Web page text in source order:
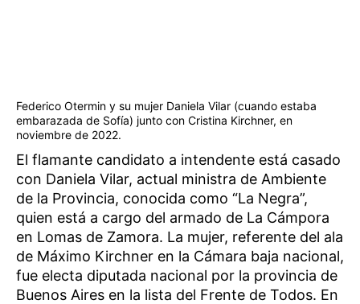
Federico Otermin y su mujer Daniela Vilar (cuando estaba
embarazada de Sofía) junto con Cristina Kirchner, en
noviembre de 2022.
El flamante candidato a intendente está casado
con Daniela Vilar, actual ministra de Ambiente
de la Provincia, conocida como “La Negra”,
quien está a cargo del armado de La Cámpora
en Lomas de Zamora. La mujer, referente del ala
de Máximo Kirchner en la Cámara baja nacional,
fue electa diputada nacional por la provincia de
Buenos Aires en la lista del Frente de Todos. En